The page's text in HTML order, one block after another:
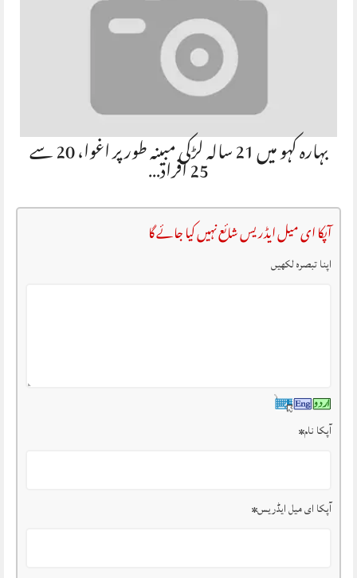
بہارہ کہو میں 21 سالہ لڑکی مبینہ طور پر اغوا، 20 سے 25 افراد…
آپکا ای میل ایڈریس شائع نہیں کیا جائے گا
اپنا تبصرہ لکھیں
آپکا نام*
آپکا ای میل ایڈریس*